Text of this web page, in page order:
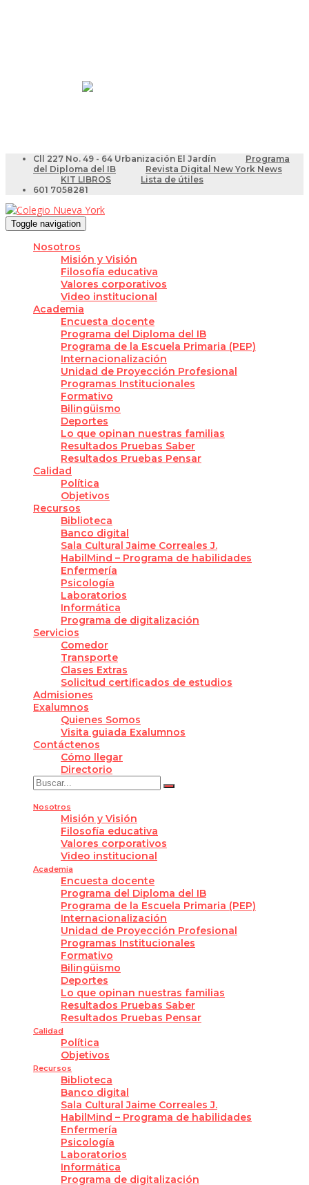
Cll 227 No. 49 - 64 Urbanización El Jardín
Programa
del Diploma del IB
Revista Digital New York News
KIT LIBROS
Lista de útiles
601 7058281
Toggle navigation
Nosotros
Misión y Visión
Filosofía educativa
Valores corporativos
Video institucional
Academia
Encuesta docente
Programa del Diploma del IB
Programa de la Escuela Primaria (PEP)
Internacionalización
Unidad de Proyección Profesional
Programas Institucionales
Formativo
Bilingüismo
Deportes
Lo que opinan nuestras familias
Resultados Pruebas Saber
Resultados Pruebas Pensar
Calidad
Política
Objetivos
Recursos
Biblioteca
Banco digital
Sala Cultural Jaime Correales J.
HabilMind – Programa de habilidades
Enfermería
Psicología
Laboratorios
Informática
Programa de digitalización
Servicios
Comedor
Transporte
Clases Extras
Solicitud certificados de estudios
Admisiones
Exalumnos
Quienes Somos
Visita guiada Exalumnos
Contáctenos
Cómo llegar
Directorio
Nosotros
Misión y Visión
Filosofía educativa
Valores corporativos
Video institucional
Academia
Encuesta docente
Programa del Diploma del IB
Programa de la Escuela Primaria (PEP)
Internacionalización
Unidad de Proyección Profesional
Programas Institucionales
Formativo
Bilingüismo
Deportes
Lo que opinan nuestras familias
Resultados Pruebas Saber
Resultados Pruebas Pensar
Calidad
Política
Objetivos
Recursos
Biblioteca
Banco digital
Sala Cultural Jaime Correales J.
HabilMind – Programa de habilidades
Enfermería
Psicología
Laboratorios
Informática
Programa de digitalización